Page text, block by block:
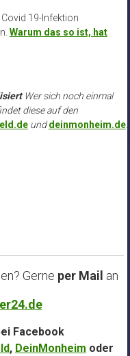
Covid 19-Infektion
Warum das so ist, hat
Wer sich noch einmal
diese auf den
unddeinmonheim.de.
Gerne per Mail an
Facebook
, DeinMonheim oder